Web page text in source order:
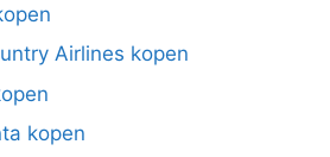
Airlines kopen
kopen